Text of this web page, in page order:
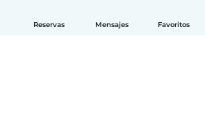
Reservas Mensajes Favoritos